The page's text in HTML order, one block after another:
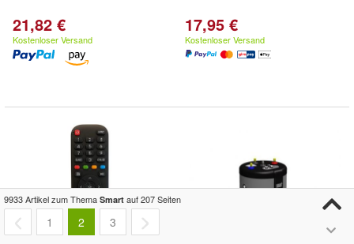
21,82 €
Kostenloser Versand
17,95 €
Kostenloser Versand
9933 Artikel zum Thema Smart auf 207 Seiten
1 2 3